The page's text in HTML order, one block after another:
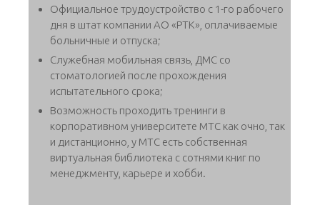
Официальное трудоустройство с 1-го рабочего
дня в штат компании АО «РТК», оплачиваемые
больничные и отпуска;
Служебная мобильная связь, ДМС со
стоматологией после прохождения
испытательного срока;
Возможность проходить тренинги в
корпоративном университете МТС как очно, так
и дистанционно, у МТС есть собственная
виртуальная библиотека с сотнями книг по
менеджменту, карьере и хобби.